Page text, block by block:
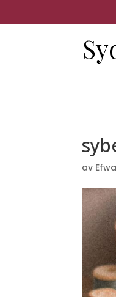
av Efwa